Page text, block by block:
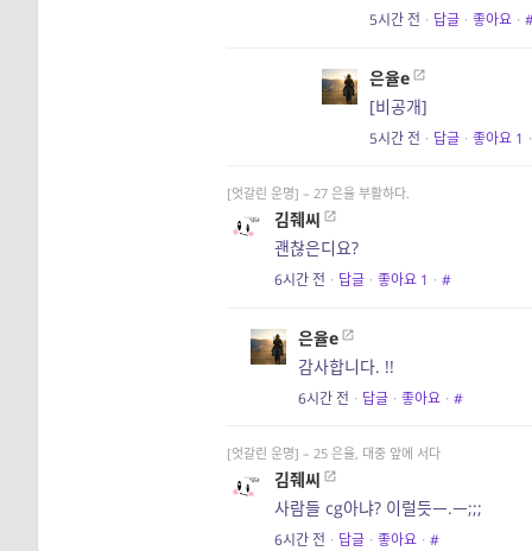
5시간 전 · 답글 · 좋아요 ·
은율e
[비공개]
5시간 전 · 답글 · 좋아요 1 ·
[엇갈린 운명] – 27 은율 부활하다.
김줴씨
괜찮은디요?
6시간 전 · 답글 · 좋아요 1 · #
은율e
감사합니다. !!
6시간 전 · 답글 · 좋아요 · #
[엇갈린 운명] – 25 은율, 대중 앞에 서다
김줴씨
사람들 cg아냐? 이럴듯ㅡ.ㅡ;;;
6시간 전 · 답글 · 좋아요 · #